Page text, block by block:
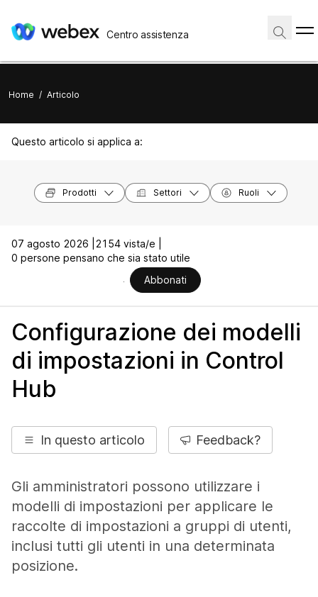
Centro assistenza
Home / Articolo
Questo articolo si applica a:
Prodotti Settori Ruoli
07 agosto 2026 |
2154 vista/e |
0 persone pensano che sia stato utile
Abbonati
Configurazione dei modelli
di impostazioni in Control
Hub
In questo articolo Feedback?
Gli amministratori possono utilizzare i
modelli di impostazioni per applicare le
raccolte di impostazioni a gruppi di utenti,
inclusi tutti gli utenti in una determinata
posizione.